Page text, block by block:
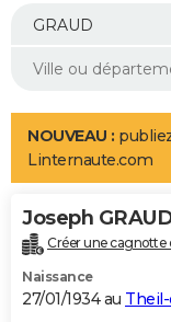
Mobiles
Meilleur smartphone
Internet
Ordinateurs
Jeux vidéo
Guide high-tech
Aménagement intérieur
LIFESTYLE
Art de vivre
Bien-être
Loisirs
Mode
Modes de vie
Alimentation
Guide de la santé
Maladies
Médicaments
Sommeil
VOYAGE
Destinations
City break
Voyage nature
Voyage de noces
Forum
Climat
+PHOTO
GUIDES D'ACHAT
NOUVEAU :
Linternaute.com
Joseph
Créer une cagnotte
Naissance
27/01/1934 au